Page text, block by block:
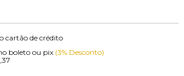
cartão de crédito
boleto ou pix (3% Desconto)